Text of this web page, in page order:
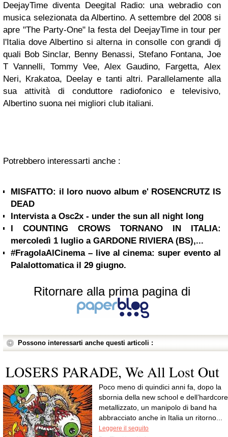
DeejayTime diventa Deegital Radio: una webradio con
musica selezionata da Albertino. A settembre del 2008 si
apre "The Party-One" la festa del DeejayTime in tour per
l'Italia dove Albertino si alterna in consolle con grandi dj
quali Bob Sinclar, Benny Benassi, Stefano Fontana, Joe
T Vannelli, Tommy Vee, Alex Gaudino, Fargetta, Alex
Neri, Krakatoa, Deelay e tanti altri. Parallelamente alla
sua attività di conduttore radiofonico e televisivo,
Albertino suona nei migliori club italiani.
Potrebbero interessarti anche :
MISFATTO: il loro nuovo album e' ROSENCRUTZ IS
DEAD
Intervista a Osc2x - under the sun all night long
I COUNTING CROWS TORNANO IN ITALIA:
mercoledì 1 luglio a GARDONE RIVIERA (BS),...
#FragolaAlCinema – live al cinema: super evento al
Palalottomatica il 29 giugno.
Ritornare alla prima pagina di
Possono interessarti anche questi articoli :
LOSERS PARADE, We All Lost Out
Poco meno di quindici anni fa, dopo la
sbornia della new school e dell’hardcore
metallizzato, un manipolo di band ha
abbracciato anche in Italia un ritorno...
Leggere il seguito